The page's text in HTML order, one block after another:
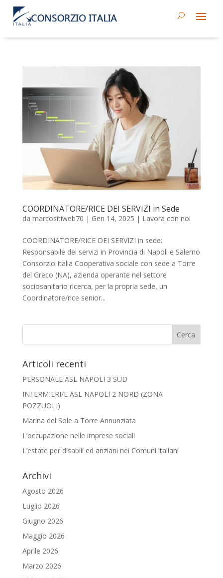
COORDINATORE/RICE DEI SERVIZI in Sede
da marcositiweb70 | Gen 14, 2025 | Lavora con noi
COORDINATORE/RICE DEI SERVIZI in sede:
Responsabile dei servizi in Provincia di Napoli e Salerno
Consorzio Italia Cooperativa sociale con sede a Torre
del Greco (NA), azienda operante nel settore
sociosanitario ricerca, per la propria sede, un
Coordinatore/rice senior...
Articoli recenti
PERSONALE ASL NAPOLI 3 SUD
INFERMIERI/E ASL NAPOLI 2 NORD (ZONA
POZZUOLI)
Marina del Sole a Torre Annunziata
L’occupazione nelle imprese sociali
L’estate per disabili ed anziani nei Comuni italiani
Archivi
Agosto 2026
Luglio 2026
Giugno 2026
Maggio 2026
Aprile 2026
Marzo 2026